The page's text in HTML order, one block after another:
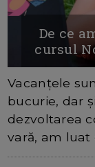
De ce
cursul
Vacanțele
bucurie, dar
dezvoltarea
vară, am luat